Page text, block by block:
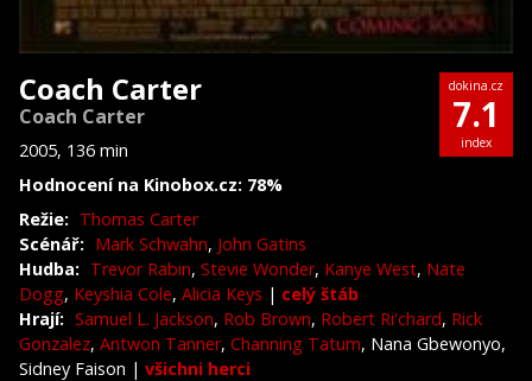
Coach Carter
Coach Carter
2005, 136 min
Hodnocení na Kinobox.cz: 78%
dokina.cz
7.1
index
Režie: Thomas Carter
Scénář: Mark Schwahn, John Gatins
Hudba: Trevor Rabin, Stevie Wonder, Kanye West, Nate
Dogg, Keyshia Cole, Alicia Keys | celý štáb
Hrají: Samuel L. Jackson, Rob Brown, Robert Ri'chard, Rick
Gonzalez, Antwon Tanner, Channing Tatum, Nana Gbewonyo,
Sidney Faison | všichni herci